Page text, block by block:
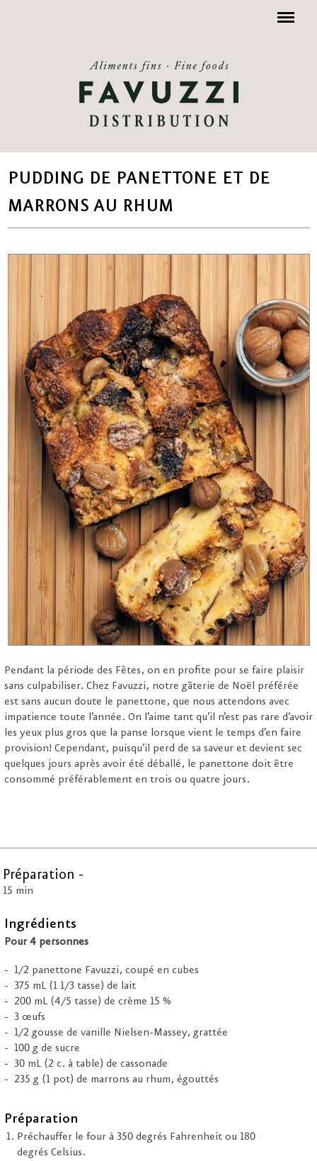
Menu
PUDDING DE PANETTONE ET DE
MARRONS AU RHUM
Pendant la période des Fêtes, on en profite pour se faire plaisir
sans culpabiliser. Chez Favuzzi, notre gâterie de Noël préférée
est sans aucun doute le panettone, que nous attendons avec
impatience toute l’année. On l’aime tant qu’il n’est pas rare d’avoir
les yeux plus gros que la panse lorsque vient le temps d’en faire
provision! Cependant, puisqu’il perd de sa saveur et devient sec
quelques jours après avoir été déballé, le panettone doit être
consommé préférablement en trois ou quatre jours.
Préparation -
15 min
Ingrédients
Pour 4 personnes
1/2 panettone Favuzzi, coupé en cubes
375 mL (1 1/3 tasse) de lait
200 mL (4/5 tasse) de crème 15 %
3 œufs
1/2 gousse de vanille Nielsen-Massey, grattée
100 g de sucre
30 mL (2 c. à table) de cassonade
235 g (1 pot) de marrons au rhum, égouttés
Préparation
Préchauffer le four à 350 degrés Fahrenheit ou 180
degrés Celsius.